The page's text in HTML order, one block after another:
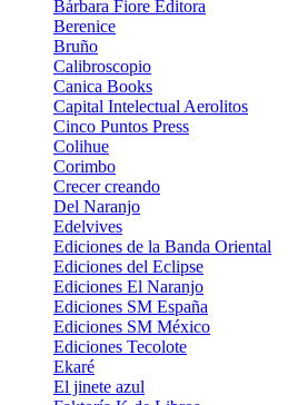
Bárbara Fiore Editora
Berenice
Bruño
Calibroscopio
Canica Books
Capital Intelectual Aerolitos
Cinco Puntos Press
Colihue
Corimbo
Crecer creando
Del Naranjo
Edelvives
Ediciones de la Banda Oriental
Ediciones del Eclipse
Ediciones El Naranjo
Ediciones SM España
Ediciones SM México
Ediciones Tecolote
Ekaré
El jinete azul